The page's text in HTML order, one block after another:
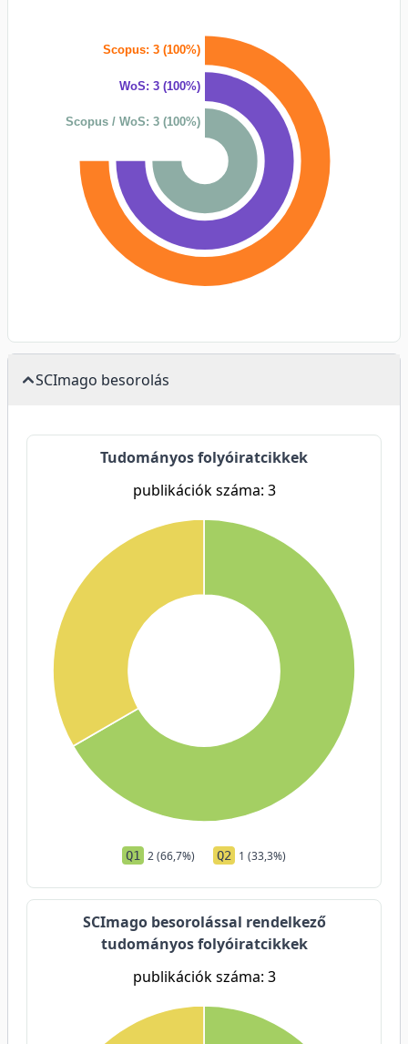
Scopus: 3 (100%)
WoS: 3 (100%)
Scopus / WoS: 3 (100%)
SCImago besorolás
Tudományos folyóiratcikkek
publikációk száma: 3
Q1 2 (66,7%) Q2 1 (33,3%)
SCImago besorolással rendelkező
tudományos folyóiratcikkek
publikációk száma: 3